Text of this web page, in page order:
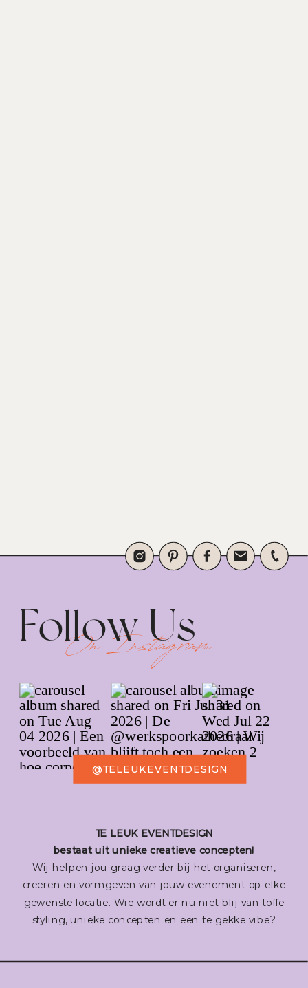
@TELEUKEVENTDESIGN
On Instagram
Follow Us
TE LEUK EVENTDESIGN
bestaat uit unieke creatieve concepten!
Wij helpen jou graag verder bij het organiseren,
creëren en vormgeven van jouw evenement op elke
gewenste locatie. Wie wordt er nu niet blij van toffe
styling, unieke concepten en een te gekke vibe?